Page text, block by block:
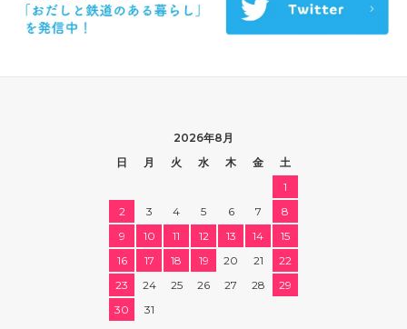
2026年8月
日
月 火 水 木 金
土
1
2
3 4 5 6 7
8
9
10 11 12 13 14
15
16
17 18 19 20 21
22
23
24 25 26 27 28
29
30
31